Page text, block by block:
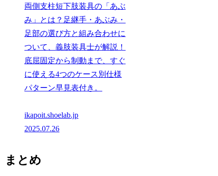
両側支柱短下肢装具の「あぶ
み」とは？足継手・あぶみ・
足部の選び方と組み合わせに
ついて、義肢装具士が解説！
底屈固定から制動まで、すぐ
に使える4つのケース別仕様
パターン早見表付き。
ikapoit.shoelab.jp
2025.07.26
まとめ